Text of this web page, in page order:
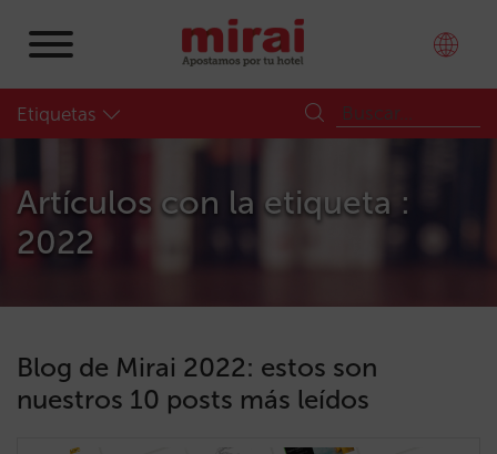
Etiquetas
Artículos con la etiqueta :
2022
Blog de Mirai 2022: estos son
nuestros 10 posts más leídos